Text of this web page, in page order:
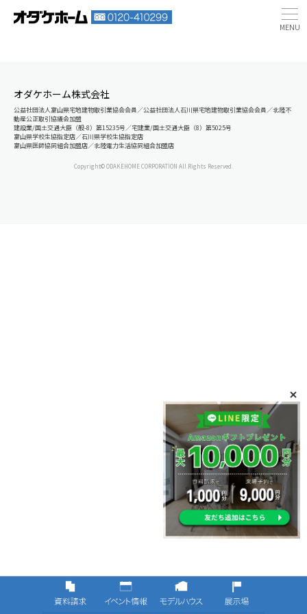
オダケホーム株式会社
公益社団法人富山県宅地建物取引業協会会員／公益社団法人石川県宅地建物取引業協会会員／北陸不
動産公正取引協議会加盟
建設業/国土交通大臣（般-8）第15235号／宅建業/国土交通大臣（8）第5025号
富山県学校生協指定店／石川県学校生協指定店
富山県医師協同組合加盟店／北陸電力生活協同組合加盟店
Copyright© ODAKEHOME CORPORATION All Rights Reserved.